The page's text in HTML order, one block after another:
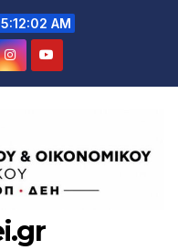
5:12:04 AM